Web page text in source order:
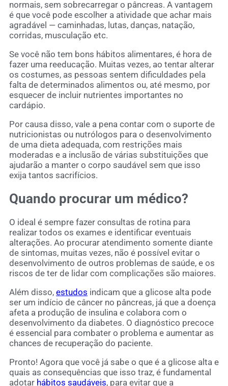
normais, sem sobrecarregar o pâncreas. A vantagem
é que você pode escolher a atividade que achar mais
agradável — caminhadas, lutas, danças, natação,
corridas, musculação etc.
Se você não tem bons hábitos alimentares, é hora de
fazer uma reeducação. Muitas vezes, ao tentar alterar
os costumes, as pessoas sentem dificuldades pela
falta de determinados alimentos ou, até mesmo, por
esquecer de incluir nutrientes importantes no
cardápio.
Por causa disso, vale a pena contar com o suporte de
nutricionistas ou nutrólogos para o desenvolvimento
de uma dieta adequada, com restrições mais
moderadas e a inclusão de várias substituições que
ajudarão a manter o corpo saudável sem que isso
exija tantos sacrifícios.
Quando procurar um médico?
O ideal é sempre fazer consultas de rotina para
realizar todos os exames e identificar eventuais
alterações. Ao procurar atendimento somente diante
de sintomas, muitas vezes, não é possível evitar o
desenvolvimento de outros problemas de saúde, e os
riscos de ter de lidar com complicações são maiores.
Além disso, estudos indicam que a glicose alta pode
ser um indício de câncer no pâncreas, já que a doença
afeta a produção de insulina e colabora com o
desenvolvimento da diabetes. O diagnóstico precoce
é essencial para combater o problema e aumentar as
chances de recuperação do paciente.
Pronto! Agora que você já sabe o que é a glicose alta e
quais as consequências que isso traz, é fundamental
adotar hábitos saudáveis, para evitar que a